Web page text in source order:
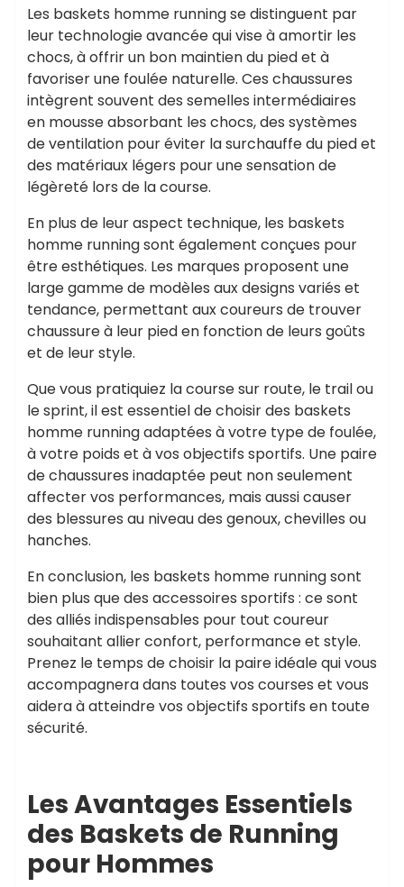
Les baskets homme running se distinguent par
leur technologie avancée qui vise à amortir les
chocs, à offrir un bon maintien du pied et à
favoriser une foulée naturelle. Ces chaussures
intègrent souvent des semelles intermédiaires
en mousse absorbant les chocs, des systèmes
de ventilation pour éviter la surchauffe du pied et
des matériaux légers pour une sensation de
légèreté lors de la course.
En plus de leur aspect technique, les baskets
homme running sont également conçues pour
être esthétiques. Les marques proposent une
large gamme de modèles aux designs variés et
tendance, permettant aux coureurs de trouver
chaussure à leur pied en fonction de leurs goûts
et de leur style.
Que vous pratiquiez la course sur route, le trail ou
le sprint, il est essentiel de choisir des baskets
homme running adaptées à votre type de foulée,
à votre poids et à vos objectifs sportifs. Une paire
de chaussures inadaptée peut non seulement
affecter vos performances, mais aussi causer
des blessures au niveau des genoux, chevilles ou
hanches.
En conclusion, les baskets homme running sont
bien plus que des accessoires sportifs : ce sont
des alliés indispensables pour tout coureur
souhaitant allier confort, performance et style.
Prenez le temps de choisir la paire idéale qui vous
accompagnera dans toutes vos courses et vous
aidera à atteindre vos objectifs sportifs en toute
sécurité.
Les Avantages Essentiels
des Baskets de Running
pour Hommes